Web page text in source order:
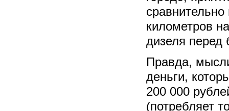
километров
дизеля перед
Правда,
деньги,
200 000
(потребляет